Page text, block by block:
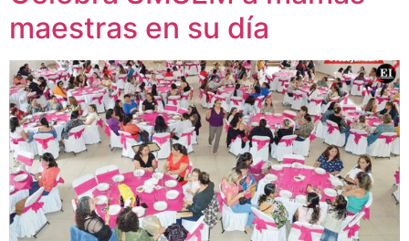
maestras en su día